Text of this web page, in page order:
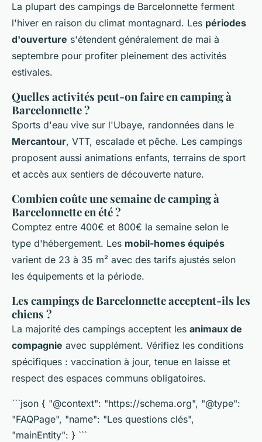
La plupart des campings de Barcelonnette ferment
l'hiver en raison du climat montagnard. Les périodes
d'ouverture s'étendent généralement de mai à
septembre pour profiter pleinement des activités
estivales.
Quelles activités peut-on faire en camping à
Barcelonnette ?
Sports d'eau vive sur l'Ubaye, randonnées dans le
Mercantour, VTT, escalade et pêche. Les campings
proposent aussi animations enfants, terrains de sport
et accès aux sentiers de découverte nature.
Combien coûte une semaine de camping à
Barcelonnette en été ?
Comptez entre 400€ et 800€ la semaine selon le
type d'hébergement. Les mobil-homes équipés
varient de 23 à 35 m² avec des tarifs ajustés selon
les équipements et la période.
Les campings de Barcelonnette acceptent-ils les
chiens ?
La majorité des campings acceptent les animaux de
compagnie avec supplément. Vérifiez les conditions
spécifiques : vaccination à jour, tenue en laisse et
respect des espaces communs obligatoires.
```json { "@context": "https://schema.org", "@type":
"FAQPage", "name": "Les questions clés",
"mainEntity": } ```